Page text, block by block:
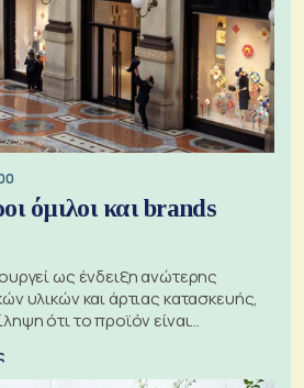
όμιλοι και brands
ως ένδειξη ανώτερης
υλικών και άρτιας κατασκευής,
ότι το προϊόν είναι